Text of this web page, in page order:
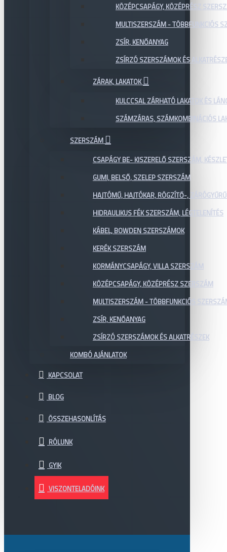
KÖZÉPCSAPÁGY, KÖZÉPRÉSZ
MULTISZERSZÁM - TÖBBFUNKCIÓS
ZSÍR, KENŐANYAG
ZSÍRZÓ SZERSZÁMOK ÉS
ZÁRAK, LAKATOK
KULCCSAL ZÁRHATÓ LAKATOK ÉS
SZÁMZÁRAS, SZÁMKOMBINÁCIÓS
SZERSZÁM
CSAPÁGY BE- KISZERELŐ SZERSZÁM,
GUMI, BELSŐ, SZELEP SZERSZÁM
HAJTÓMŰ, HAJTÓKAR, RÖGZÍTŐ-,
HIDRAULIKUS FÉK SZERSZÁM, LÉGTELENÍTÉS
KÁBEL, BOWDEN SZERSZÁMOK
KERÉK SZERSZÁM
KORMÁNYCSAPÁGY, VILLA SZERSZÁM
KÖZÉPCSAPÁGY, KÖZÉPRÉSZ SZERSZÁM
MULTISZERSZÁM - TÖBBFUNKCIÓS
ZSÍR, KENŐANYAG
ZSÍRZÓ SZERSZÁMOK ÉS ALKATRÉSZEK
KOMBÓ AJÁNLATOK
KAPCSOLAT
BLOG
ÖSSZEHASONLÍTÁS
RÓLUNK
GYIK
VISZONTELADÓINK